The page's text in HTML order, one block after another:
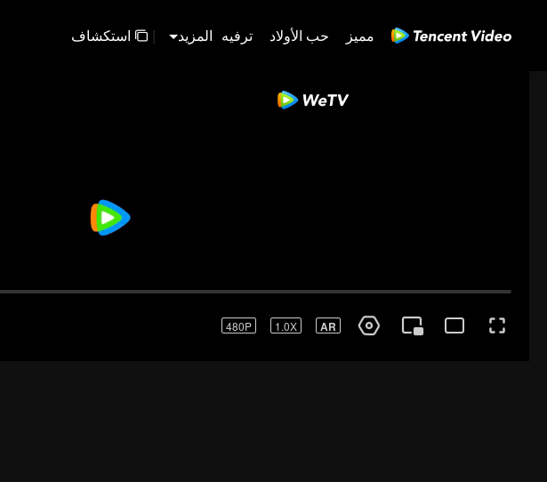
مميز حب الأولاد ترفيه المزيد | استكشاف